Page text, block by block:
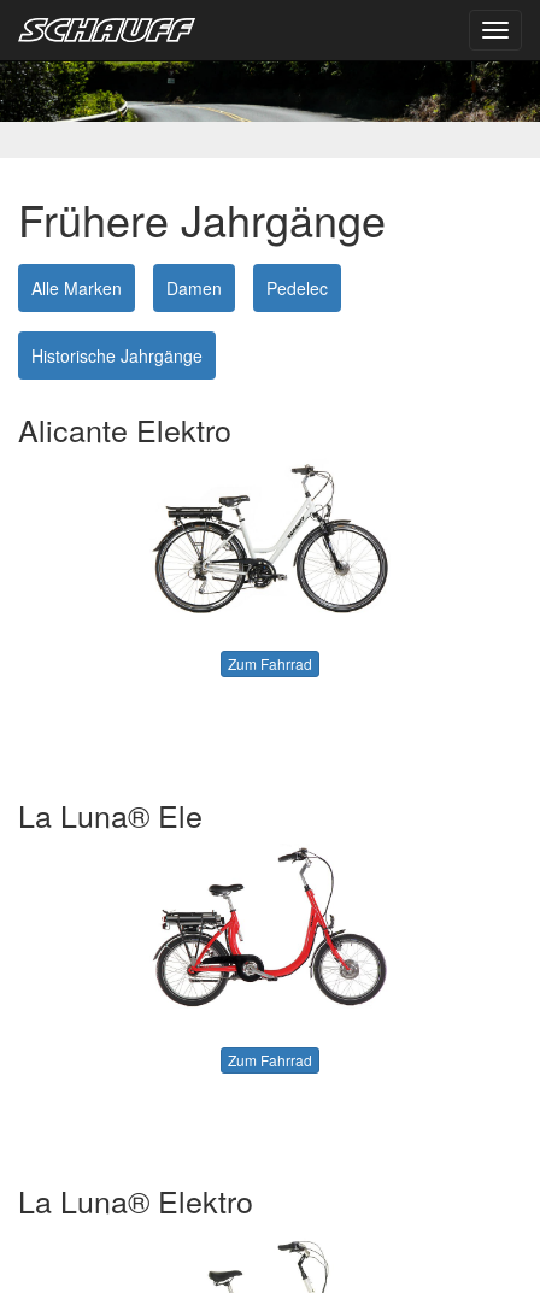
Frühere Jahrgänge
Alle Marken Damen Pedelec
Historische Jahrgänge
Alicante Elektro
Zum Fahrrad
La Luna® Ele
Zum Fahrrad
La Luna® Elektro